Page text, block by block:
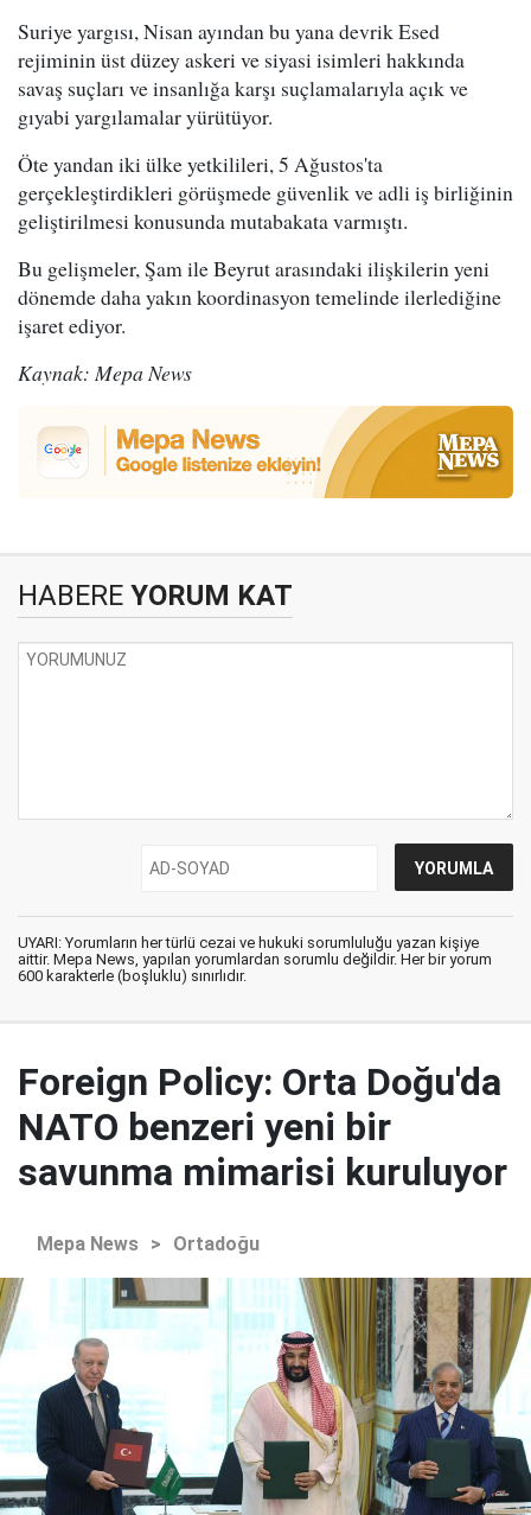
Suriye yargısı, Nisan ayından bu yana devrik Esed
rejiminin üst düzey askeri ve siyasi isimleri hakkında
savaş suçları ve insanlığa karşı suçlamalarıyla açık ve
gıyabi yargılamalar yürütüyor.
Öte yandan iki ülke yetkilileri, 5 Ağustos'ta
gerçekleştirdikleri görüşmede güvenlik ve adli iş birliğinin
geliştirilmesi konusunda mutabakata varmıştı.
Bu gelişmeler, Şam ile Beyrut arasındaki ilişkilerin yeni
dönemde daha yakın koordinasyon temelinde ilerlediğine
işaret ediyor.
Kaynak: Mepa News
HABERE YORUM KAT
UYARI: Yorumların her türlü cezai ve hukuki sorumluluğu yazan kişiye
aittir. Mepa News, yapılan yorumlardan sorumlu değildir. Her bir yorum
600 karakterle (boşluklu) sınırlıdır.
Foreign Policy: Orta Doğu'da
NATO benzeri yeni bir
savunma mimarisi kuruluyor
Mepa News > Ortadoğu